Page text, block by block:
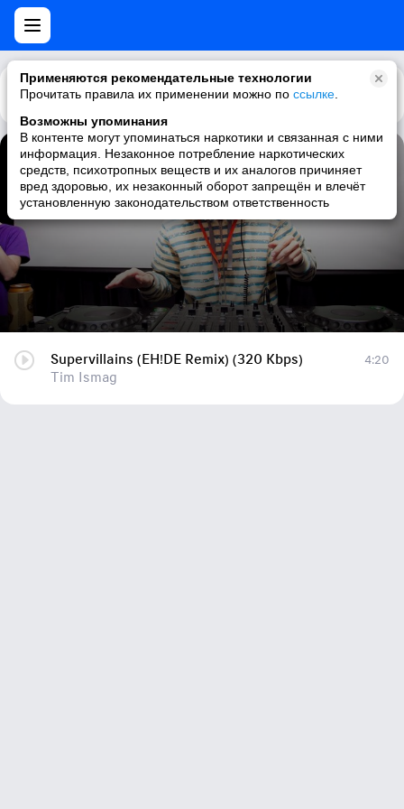
Применяются рекомендательные технологии
Прочитать правила их применении можно по ссылке
Возможны упоминания
В контенте могут упоминаться наркотики и связанная с ними
информация. Незаконное потребление наркотических
средств, психотропных веществ и их аналогов причиняет
вред здоровью, их незаконный оборот запрещён и влечёт
установленную законодательством ответственность
Каталог Рекомендации
Supervillains (EH!DE Remix) (320 Kbps)
Tim Ismag
Supervillains (EH!DE Remix) (320 Kbps)
Tim Ismag
4:20